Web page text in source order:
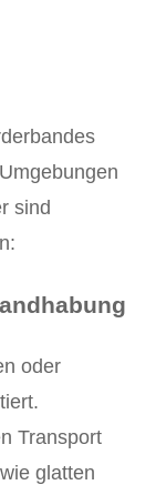
sind
oder
Transport
glatten